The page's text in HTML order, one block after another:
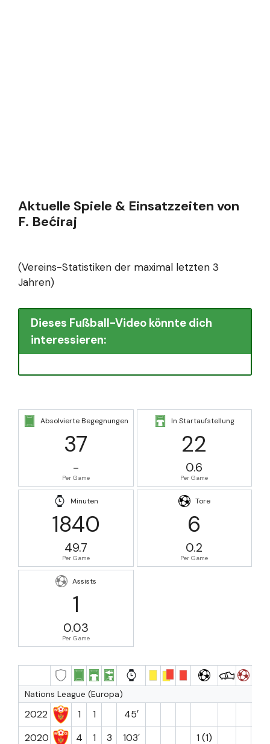
Aktuelle Spiele & Einsatzzeiten von
F. Bećiraj
(Vereins-Statistiken der maximal letzten 3
Jahren)
Dieses Fußball-Video könnte dich
interessieren:
Absolvierte Begegnungen
37
-
Per Game
In Startaufstellung
22
0.6
Per Game
Minuten
1840
49.7
Per Game
Tore
6
0.2
Per Game
Assists
1
0.03
Per Game
Nations League (Europa)
2022 1 1 45′
2020 4 1 3 103′ 1 (1)